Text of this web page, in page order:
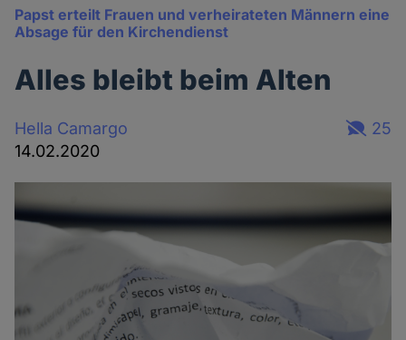
Papst erteilt Frauen und verheirateten Männern eine
Absage für den Kirchendienst
Alles bleibt beim Alten
Hella Camargo
14.02.2020
25